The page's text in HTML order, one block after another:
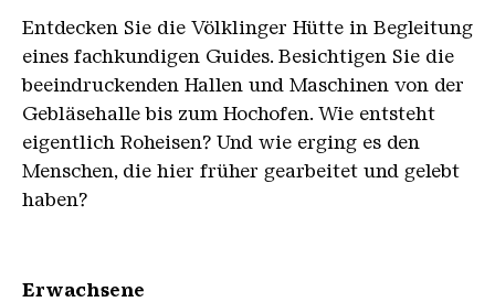
Entdecken Sie die Völklinger Hütte in Begleitung
eines fachkundigen Guides. Besichtigen Sie die
beeindruckenden Hallen und Maschinen von der
Gebläsehalle bis zum Hochofen. Wie entsteht
eigentlich Roheisen? Und wie erging es den
Menschen, die hier früher gearbeitet und gelebt
haben?
Erwachsene